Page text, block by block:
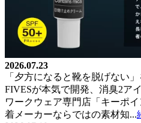
2026.07.23
「夕方になると靴を脱げない
FIVESが本気で開発、消臭2ア
ワークウェア専門店「キーポ
着メーカーならではの素材知...